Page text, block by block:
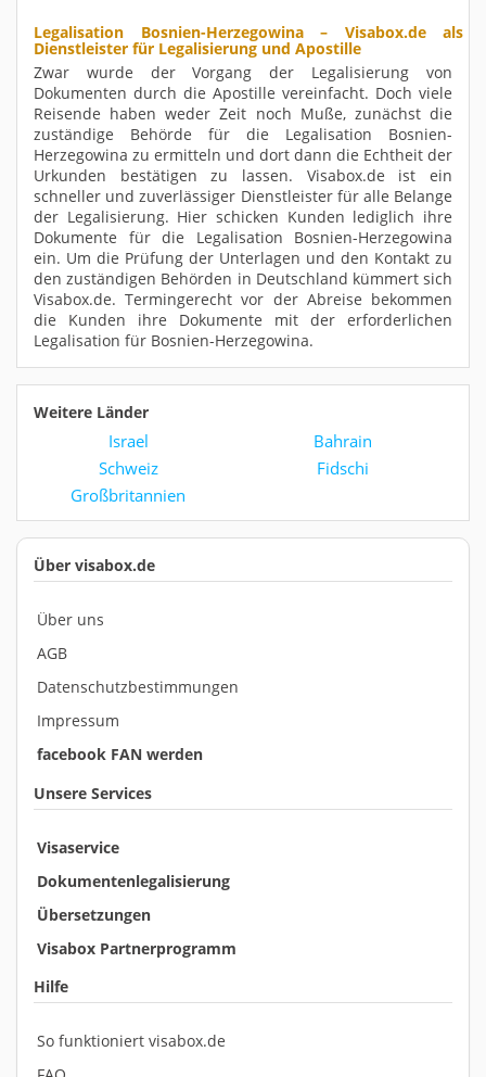
Legalisation Bosnien-Herzegowina – Visabox.de als
Dienstleister für Legalisierung und Apostille
Zwar wurde der Vorgang der Legalisierung von
Dokumenten durch die Apostille vereinfacht. Doch viele
Reisende haben weder Zeit noch Muße, zunächst die
zuständige Behörde für die Legalisation Bosnien-
Herzegowina zu ermitteln und dort dann die Echtheit der
Urkunden bestätigen zu lassen. Visabox.de ist ein
schneller und zuverlässiger Dienstleister für alle Belange
der Legalisierung. Hier schicken Kunden lediglich ihre
Dokumente für die Legalisation Bosnien-Herzegowina
ein. Um die Prüfung der Unterlagen und den Kontakt zu
den zuständigen Behörden in Deutschland kümmert sich
Visabox.de. Termingerecht vor der Abreise bekommen
die Kunden ihre Dokumente mit der erforderlichen
Legalisation für Bosnien-Herzegowina.
Weitere Länder
Israel
Bahrain
Schweiz
Fidschi
Großbritannien
Über visabox.de
Über uns
AGB
Datenschutzbestimmungen
Impressum
facebook FAN werden
Unsere Services
Visaservice
Dokumentenlegalisierung
Übersetzungen
Visabox Partnerprogramm
Hilfe
So funktioniert visabox.de